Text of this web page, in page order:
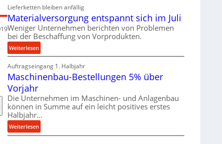
Lieferketten bleiben anfällig
Materialversorgung entspannt sich im Juli
Weniger Unternehmen berichten von Problemen
bei der Beschaffung von Vorprodukten.
Weiterlesen:
M
a
t
i
l
v
Auftragseingang 1. Halbjahr
Maschinenbau-Bestellungen 5% über
Vorjahr
Die Unternehmen im Maschinen- und Anlagenbau
können in Summe auf ein leicht positives erstes
Halbjahr…
Weiterlesen:
M